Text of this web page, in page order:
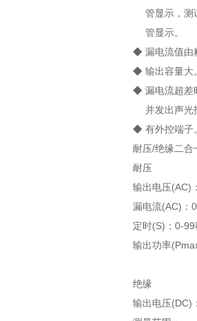
管显示，测
管显示。
◆ 漏电流值由
◆ 输出容量大
◆ 漏电流超差
并发出声光
◆ 有外控端子
耐压/绝缘二
耐压
输出电压(AC)
漏电流(AC)：
定时(S)：0-
输出功率
绝缘
输出电压(DC)